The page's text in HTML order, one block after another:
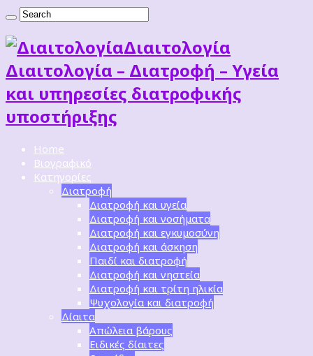
Διαιτoλογία
Διαιτολογία – Διατροφή – Υγεία
και υπηρεσίες διατροφικής
υποστήριξης
Home
Βιογραφικό
Κατηγορίες
Διατροφή
Διατροφή και υγεία
Διατροφή και νοσήματα
Διατροφή και εγκυμοσύνη
Διατροφή και άσκηση
Παιδί και διατροφή
Διατροφή και νηστεία
Διατροφή και τρίτη ηλικία
Ψυχολογία και διατροφή
Δίαιτα
Απώλεια βάρους
Ειδικές δίαιτες